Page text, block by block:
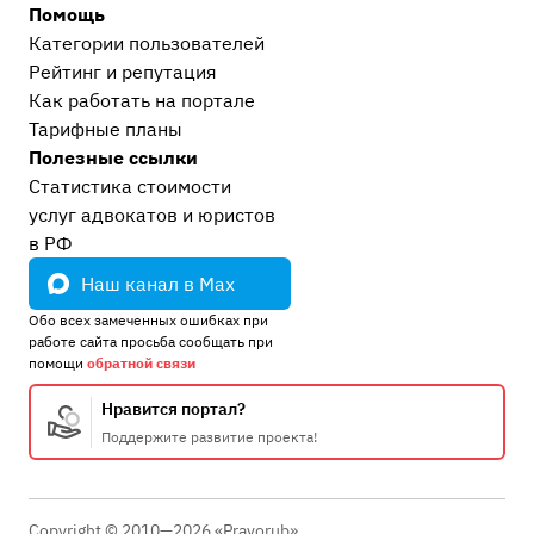
Проблемы современного судопроизводства
Сообщество Праворуб
Помощь
Категории пользователей
Рейтинг и репутация
Как работать на портале
Тарифные планы
Полезные ссылки
Статистика стоимости
услуг адвокатов и юристов
в РФ
Наш канал в Max
Обо всех замеченных ошибках при
работе сайта просьба сообщать при
помощи обратной связи
Нравится портал?
Поддержите развитие проекта!